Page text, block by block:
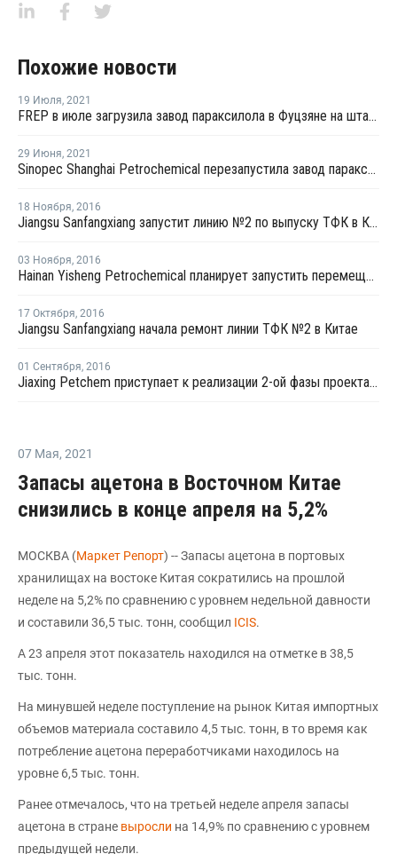
Похожие новости
19 Июля, 2021
FREP в июле загрузила завод параксилола в Фуцзяне на штатном уровне
29 Июня, 2021
Sinopec Shanghai Petrochemical перезапустила завод параксилола № 1 после планового ремонта
18 Ноября, 2016
Jiangsu Sanfangxiang запустит линию №2 по выпуску ТФК в Китае на этой неделе
03 Ноября, 2016
Hainan Yisheng Petrochemical планирует запустить перемещенный завод ПЭТ в марте 2017 года
17 Октября, 2016
Jiangsu Sanfangxiang начала ремонт линии ТФК №2 в Китае
01 Сентября, 2016
Jiaxing Petchem приступает к реализации 2-ой фазы проекта по наращиванию мощностей ТФК в Китае
07 Мая, 2021
Запасы ацетона в Восточном Китае
снизились в конце апреля на 5,2%
МОСКВА (Маркет Репорт) -- Запасы ацетона в портовых
хранилищах на востоке Китая сократились на прошлой
неделе на 5,2% по сравнению с уровнем недельной давности
и составили 36,5 тыс. тонн, сообщил ICIS.
А 23 апреля этот показатель находился на отметке в 38,5
тыс. тонн.
На минувшей неделе поступление на рынок Китая импортных
объемов материала составило 4,5 тыс. тонн, в то время как
потребление ацетона переработчиками находилось на
уровне 6,5 тыс. тонн.
Ранее отмечалось, что на третьей неделе апреля запасы
ацетона в стране выросли на 14,9% по сравнению с уровнем
предыдущей недели.